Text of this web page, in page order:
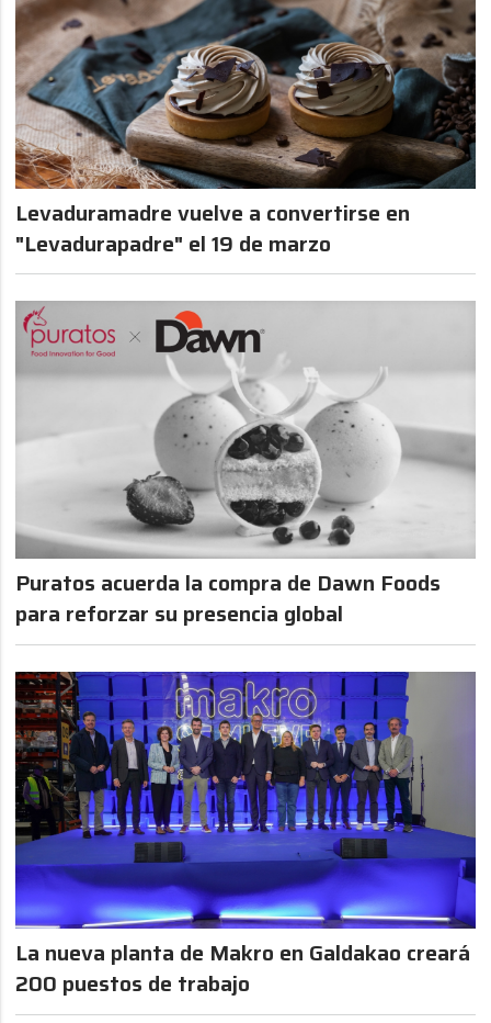
Levaduramadre vuelve a convertirse en
"Levadurapadre" el 19 de marzo
Puratos acuerda la compra de Dawn Foods
para reforzar su presencia global
La nueva planta de Makro en Galdakao creará
200 puestos de trabajo